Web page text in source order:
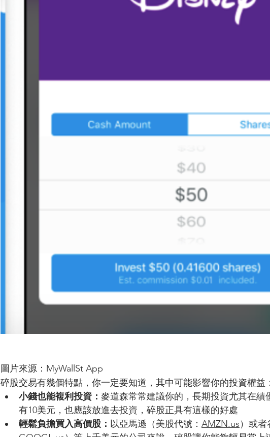
圖片來源：MyWallSt App
碎股交易有幾個特點，你一定要知道，其中可能影響你的投資權益：
小錢也能複利投資： 麥道森常常建議你的，長期投資尤其在績
有10美元，也應該放進去投資，碎股正具有這樣的好處
輕鬆負擔買入高價股： 以亞馬遜（美股代號： AMZN.us）或者